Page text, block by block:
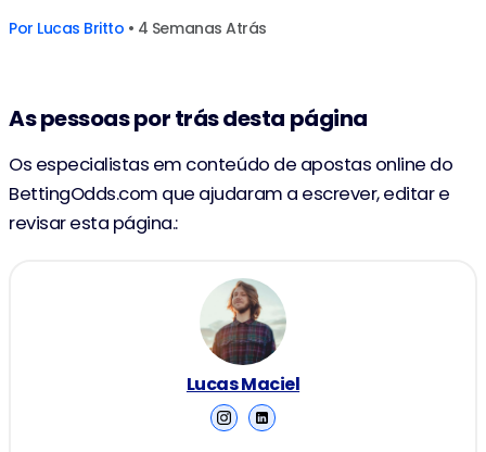
Por Lucas Britto • 4 Semanas Atrás
As pessoas por trás desta página
Os especialistas em conteúdo de apostas online do
BettingOdds.com que ajudaram a escrever, editar e
revisar esta página.:
Lucas Maciel